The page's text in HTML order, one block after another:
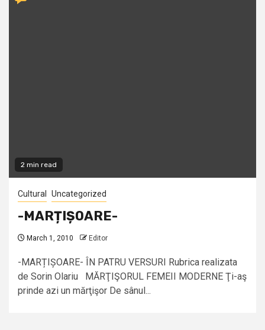
2 min read
Cultural Uncategorized
-MARȚIȘOARE-
March 1, 2010 Editor
-MARȚIȘOARE- ÎN PATRU VERSURI Rubrica realizata
de Sorin Olariu MĂRŢIŞORUL FEMEII MODERNE Ţi-aş
prinde azi un mărţişor De sânul...